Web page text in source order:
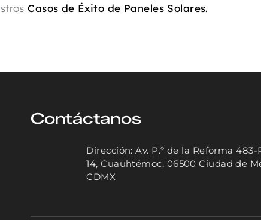
Casos de Éxito de Paneles Solares.
Contáctanos
Dirección: Av. P.º de la Reforma 483-
14, Cuauhtémoc, 06500 Ciudad de
CDMX